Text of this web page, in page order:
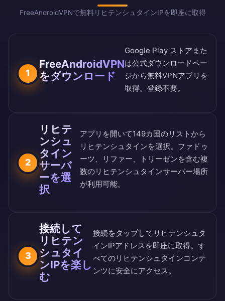
FreeAndroidVPNで無料リヒテンシュタインIPを即座に取得
1
FreeAndroidVPN
をダウンロード
Google Play ストア また
は公式ダウンロードペー
ジから無料VPNアプリを
取得。登録不要。
2
リヒテ
ンシュ
タイン
サーバ
ーを選
択
アプリを開いて149カ国のリストから
リヒテンシュタインを選択。ファドゥ
ーツ、リファー、トリーゼンを含む複
数のリヒテンシュタインサーバー場所
が利用可能。
3
接続して
リヒテン
シュタイ
ンIPを楽し
む
接続をタップしてリヒテンシュタ
インIPアドレスを即座に取得。す
べてのリヒテンシュタインコンテ
ンツに安全にアクセス。